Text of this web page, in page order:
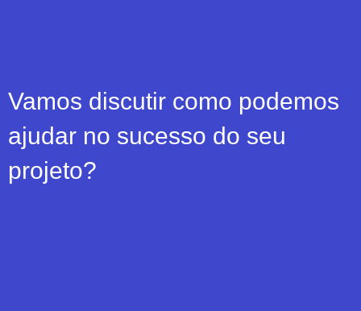
Vamos discutir como podemos
ajudar no sucesso do seu
projeto?